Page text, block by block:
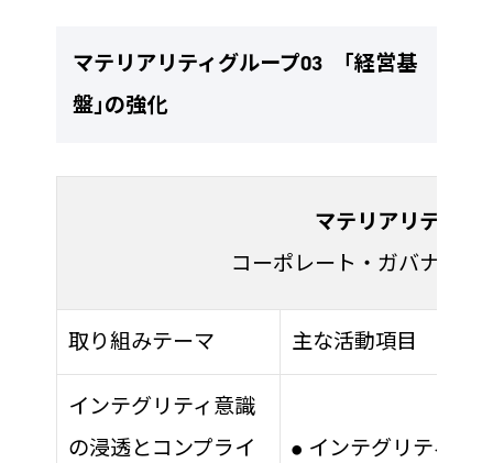
マテリアリティグループ03 ｢経営基
盤｣の強化
マテリアリティ
コーポレート・ガバナンス
取り組みテーマ 主な活動項目
インテグリティ意識
の浸透とコンプライ
● インテグリティの